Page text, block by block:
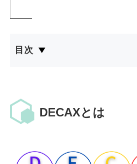
目次
DECAXとは